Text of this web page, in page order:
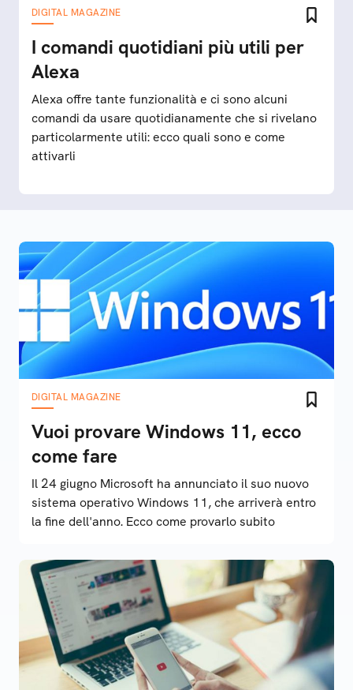
DIGITAL MAGAZINE
I comandi quotidiani più utili per
Alexa
Alexa offre tante funzionalità e ci sono alcuni
comandi da usare quotidianamente che si rivelano
particolarmente utili: ecco quali sono e come
attivarli
DIGITAL MAGAZINE
Vuoi provare Windows 11, ecco
come fare
Il 24 giugno Microsoft ha annunciato il suo nuovo
sistema operativo Windows 11, che arriverà entro
la fine dell'anno. Ecco come provarlo subito